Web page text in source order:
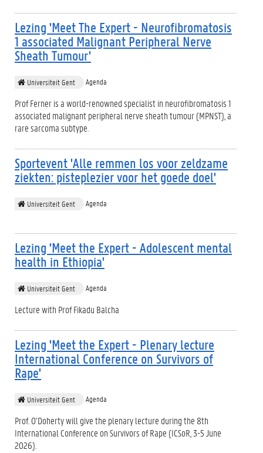
Lezing 'Meet The Expert - Neurofibromatosis
1 associated Malignant Peripheral Nerve
Sheath Tumour'
Universiteit Gent Agenda
Prof Ferner is a world-renowned specialist in neurofibromatosis 1
associated malignant peripheral nerve sheath tumour (MPNST), a
rare sarcoma subtype.
Sportevent 'Alle remmen los voor zeldzame
ziekten: pisteplezier voor het goede doel'
Universiteit Gent Agenda
Lezing 'Meet the Expert - Adolescent mental
health in Ethiopia'
Universiteit Gent Agenda
Lecture with Prof Fikadu Balcha
Lezing 'Meet the Expert - Plenary lecture
International Conference on Survivors of
Rape'
Universiteit Gent Agenda
Prof. O’Doherty will give the plenary lecture during the 8th
International Conference on Survivors of Rape (ICSoR, 3-5 June
2026).